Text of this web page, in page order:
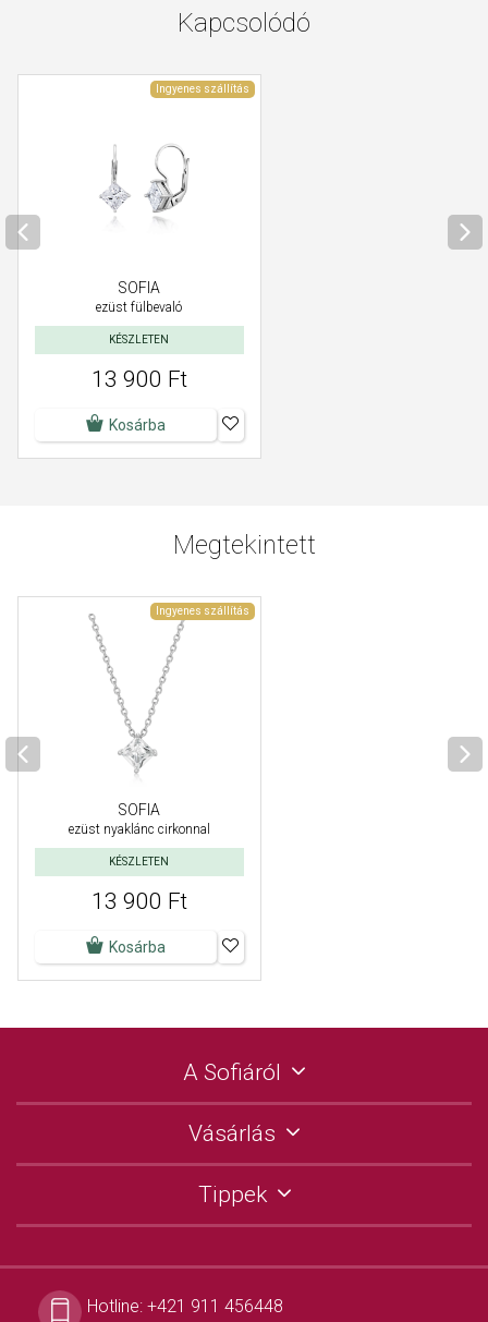
Kapcsolódó
Ingyenes szállítás
SOFIA
ezüst fülbevaló
KÉSZLETEN
13 900 Ft
Kosárba
Megtekintett
Ingyenes szállítás
SOFIA
ezüst nyaklánc cirkonnal
KÉSZLETEN
13 900 Ft
Kosárba
A Sofiáról
Vásárlás
Tippek
Hotline: +421 911 456448